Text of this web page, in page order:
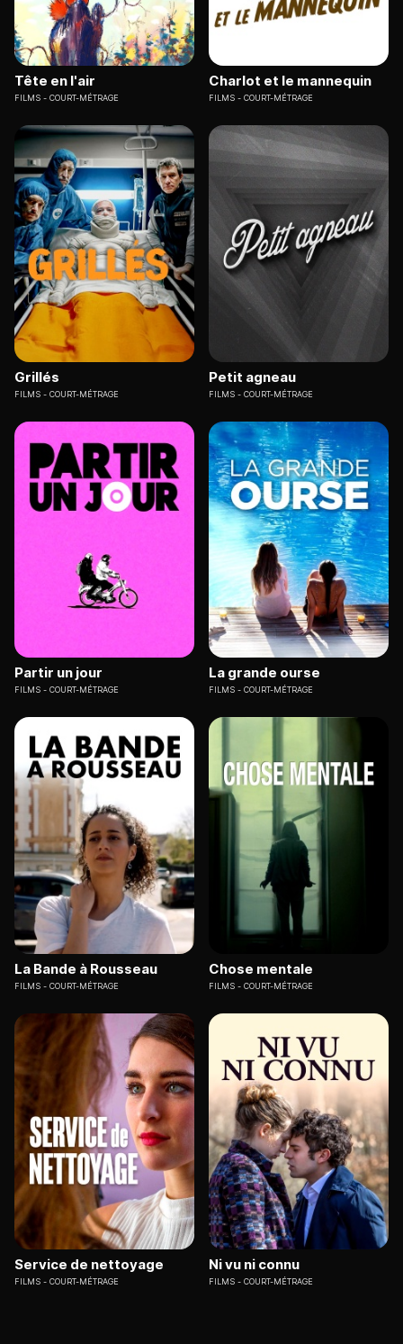
Tête en l'air
FILMS COURT-MÉTRAGE
Charlot et le mannequin
FILMS COURT-MÉTRAGE
Grillés
FILMS COURT-MÉTRAGE
Petit agneau
FILMS COURT-MÉTRAGE
Partir un jour
FILMS COURT-MÉTRAGE
La grande ourse
FILMS COURT-MÉTRAGE
La Bande à Rousseau
FILMS COURT-MÉTRAGE
Chose mentale
FILMS COURT-MÉTRAGE
Service de nettoyage
FILMS COURT-MÉTRAGE
Ni vu ni connu
FILMS COURT-MÉTRAGE